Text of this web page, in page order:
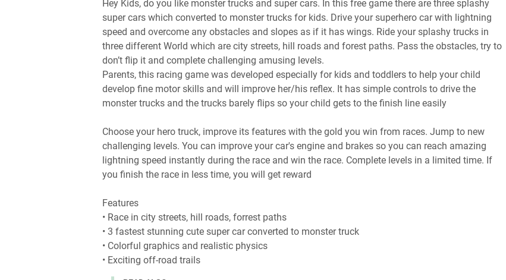
Hey Kids, do you like monster trucks and super cars. In this free game there are three splashy
super cars which converted to monster trucks for kids. Drive your superhero car with lightning
speed and overcome any obstacles and slopes as if it has wings. Ride your splashy trucks in
three different World which are city streets, hill roads and forest paths. Pass the obstacles, try to
don’t flip it and complete challenging amusing levels.
Parents, this racing game was developed especially for kids and toddlers to help your child
develop fine motor skills and will improve her/his reflex. It has simple controls to drive the
monster trucks and the trucks barely flips so your child gets to the finish line easily
Choose your hero truck, improve its features with the gold you win from races. Jump to new
challenging levels. You can improve your car's engine and brakes so you can reach amazing
lightning speed instantly during the race and win the race. Complete levels in a limited time. If
you finish the race in less time, you will get reward
Features
• Race in city streets, hill roads, forrest paths
• 3 fastest stunning cute super car converted to monster truck
• Colorful graphics and realistic physics
• Exciting off-road trails